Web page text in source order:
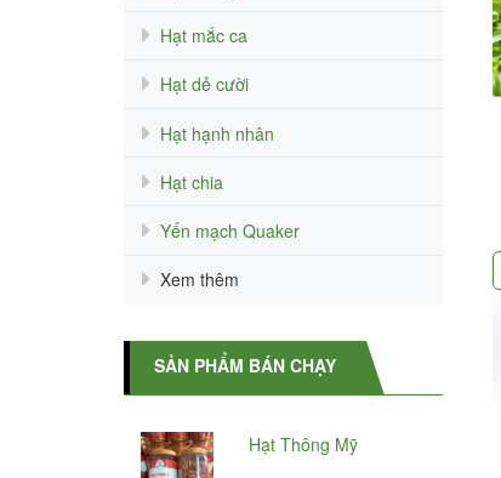
Hạt mắc ca
Hạt dẻ cười
Hạt hạnh nhân
Hạt chia
Yến mạch Quaker
Xem thêm
SẢN PHẨM BÁN CHẠY
Hạt Thông Mỹ